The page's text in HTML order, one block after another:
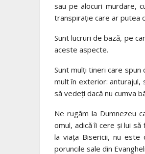
sau pe alocuri murdare,
transpirație care ar putea
Sunt lucruri de bază, pe
aceste aspecte.
Sunt mulți tineri care spun
mult în exterior: anturajul,
să vedeți dacă nu cumva
Ne rugăm la Dumnezeu
omul, adică îi cere și lui
la viața Bisericii, nu este
poruncile sale din